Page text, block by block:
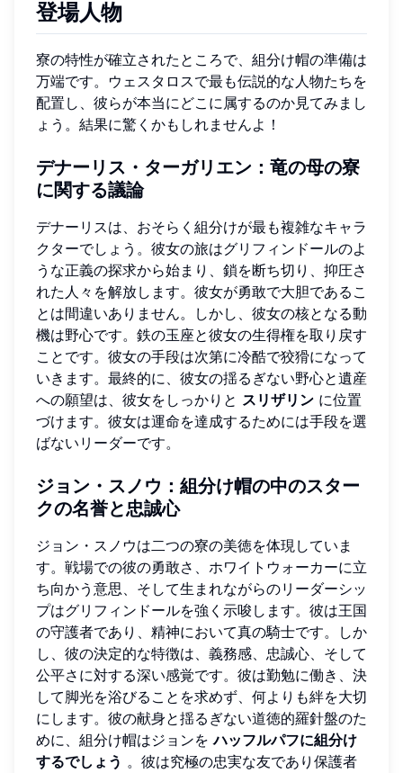
登場人物
寮の特性が確立されたところで、組分け帽の準備は
万端です。ウェスタロスで最も伝説的な人物たちを
配置し、彼らが本当にどこに属するのか見てみまし
ょう。結果に驚くかもしれませんよ！
デナーリス・ターガリエン：竜の母の寮
に関する議論
デナーリスは、おそらく組分けが最も複雑なキャラ
クターでしょう。彼女の旅はグリフィンドールのよ
うな正義の探求から始まり、鎖を断ち切り、抑圧さ
れた人々を解放します。彼女が勇敢で大胆であるこ
とは間違いありません。しかし、彼女の核となる動
機は野心です。鉄の玉座と彼女の生得権を取り戻す
ことです。彼女の手段は次第に冷酷で狡猾になって
いきます。最終的に、彼女の揺るぎない野心と遺産
への願望は、彼女をしっかりと スリザリン に位置
づけます。彼女は運命を達成するためには手段を選
ばないリーダーです。
ジョン・スノウ：組分け帽の中のスター
クの名誉と忠誠心
ジョン・スノウは二つの寮の美徳を体現していま
す。戦場での彼の勇敢さ、ホワイトウォーカーに立
ち向かう意思、そして生まれながらのリーダーシッ
プはグリフィンドールを強く示唆します。彼は王国
の守護者であり、精神において真の騎士です。しか
し、彼の決定的な特徴は、義務感、忠誠心、そして
公平さに対する深い感覚です。彼は勤勉に働き、決
して脚光を浴びることを求めず、何よりも絆を大切
にします。彼の献身と揺るぎない道徳的羅針盤のた
めに、組分け帽はジョンをハッフルパフに組分け
するでしょう 。彼は究極の忠実な友であり保護者